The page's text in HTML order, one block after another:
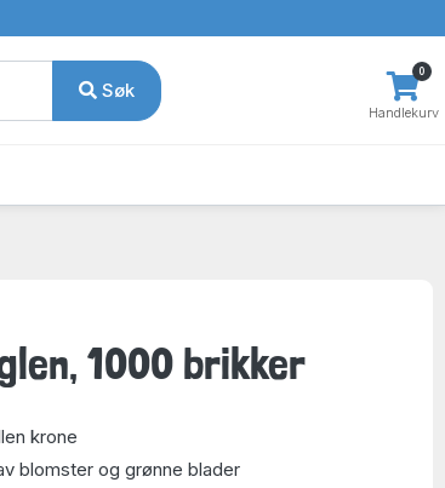
Søk
Handlekurv
0
1000 brikker
krone
blomster og grønne blader